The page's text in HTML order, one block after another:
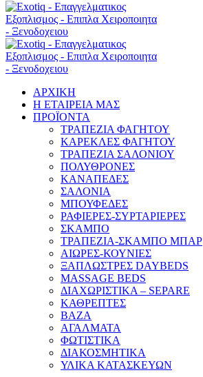
ΑΡΧΙΚΗ
Η ΕΤΑΙΡΕΙΑ ΜΑΣ
ΠΡΟΪΟΝΤΑ
ΤΡΑΠΕΖΙΑ ΦΑΓΗΤΟΥ
ΚΑΡΕΚΛΕΣ ΦΑΓΗΤΟΥ
ΤΡΑΠΕΖΙΑ ΣΑΛΟΝΙΟΥ
ΠΟΛΥΘΡΟΝΕΣ
ΚΑΝΑΠΕΔΕΣ
ΣΑΛΟΝΙΑ
ΜΠΟΥΦΕΔΕΣ
ΡΑΦΙΕΡΕΣ-ΣΥΡΤΑΡΙΕΡΕΣ
ΣΚΑΜΠΟ
ΤΡΑΠΕΖΙΑ-ΣΚΑΜΠΟ ΜΠΑΡ
ΑΙΩΡΕΣ-ΚΟΥΝΙΕΣ
ΞΑΠΛΩΣΤΡΕΣ DAYBEDS
MASSAGE BEDS
ΔΙΑΧΩΡΙΣΤΙΚΑ – SEPARE
ΚΑΘΡΕΠΤΕΣ
ΒΑΖΑ
ΑΓΑΛΜΑΤΑ
ΦΩΤΙΣΤΙΚΑ
ΔΙΑΚΟΣΜΗΤΙΚΑ
ΥΛΙΚΑ ΚΑΤΑΣΚΕΥΩΝ